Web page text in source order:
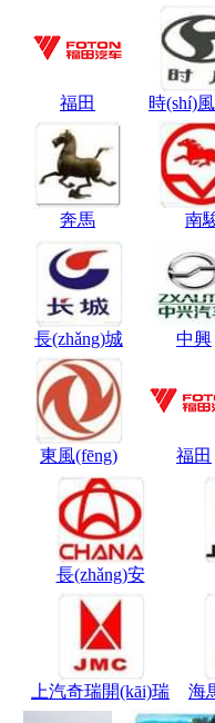
福田 時(shí)
奔馬 南
長(zhǎng)城 中興
東風(fēng) 福田
長(zhǎng)安
上汽奇瑞開(kāi)瑞 海